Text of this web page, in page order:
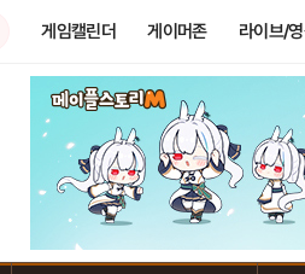
게임캘린더 게이머존 라이브/